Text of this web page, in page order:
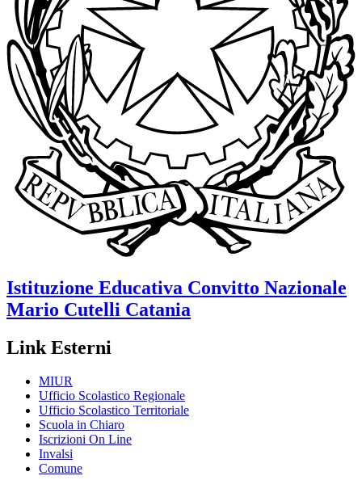
Istituzione Educativa Convitto Nazionale
Mario Cutelli Catania
Link Esterni
MIUR
Ufficio Scolastico Regionale
Ufficio Scolastico Territoriale
Scuola in Chiaro
Iscrizioni On Line
Invalsi
Comune